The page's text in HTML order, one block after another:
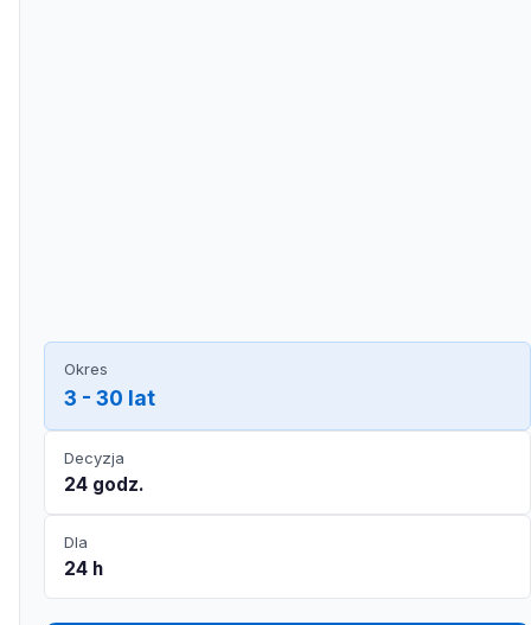
Okres
3 - 30 lat
Decyzja
24 godz.
Dla
24 h